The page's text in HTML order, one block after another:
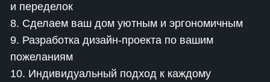
и переделок
8. Сделаем ваш дом уютным и эргономичным
9. Разработка дизайн-проекта по вашим
пожеланиям
10. Индивидуальный подход к каждому